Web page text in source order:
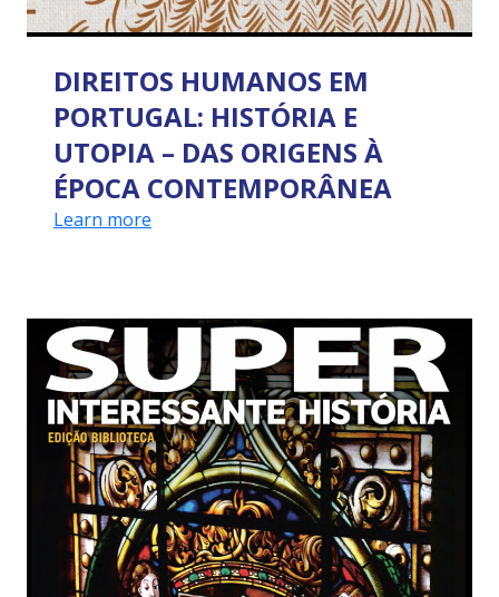
DIREITOS HUMANOS EM
PORTUGAL: HISTÓRIA E
UTOPIA – DAS ORIGENS À
ÉPOCA CONTEMPORÂNEA
Learn more